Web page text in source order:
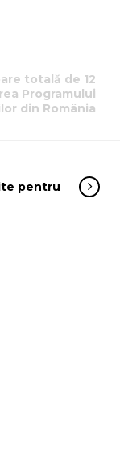
totală de 12
Programului
din România
pentru